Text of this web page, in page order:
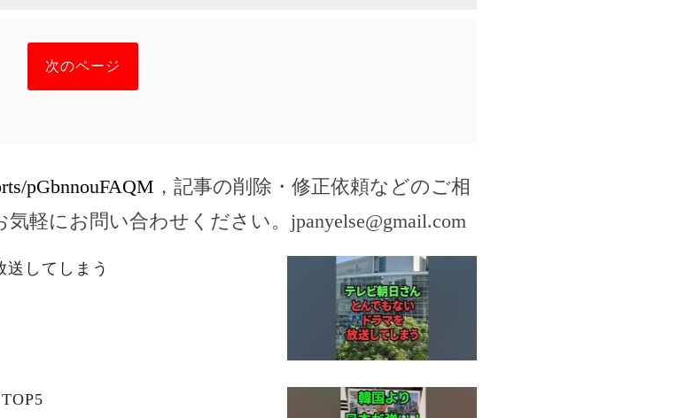
次のページ
pGbnnouFAQM ，記事の削除・修正依頼などのご相
軽にお問い合わせください。 jpanyelse@gmail.com
してしまう